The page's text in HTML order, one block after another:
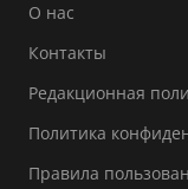
О нас
Контакты
Редакционная
Политика
Правила